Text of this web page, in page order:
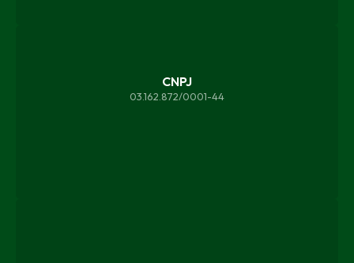
CNPJ
03.162.872/0001-44